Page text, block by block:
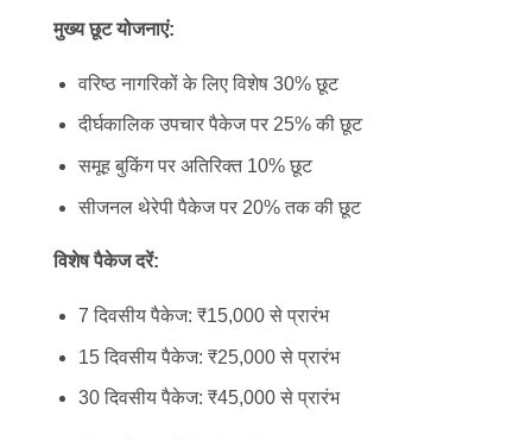
मुख्य छूट योजनाएं:
वरिष्ठ नागरिकों के लिए विशेष 30% छूट
दीर्घकालिक उपचार पैकेज पर 25% की छूट
समूह बुकिंग पर अतिरिक्त 10% छूट
सीजनल थेरेपी पैकेज पर 20% तक की छूट
विशेष पैकेज दरें:
7 दिवसीय पैकेज: ₹15,000 से प्रारंभ
15 दिवसीय पैकेज: ₹25,000 से प्रारंभ
30 दिवसीय पैकेज: ₹45,000 से प्रारंभ